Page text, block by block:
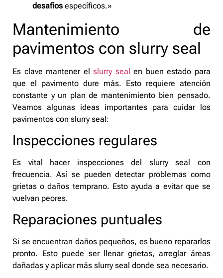
desafíos específicos.»
Mantenimiento de
pavimentos con slurry seal
Es clave mantener elslurry seal en buen estado para
que el pavimento dure más. Esto requiere atención
constante y un plan de mantenimiento bien pensado.
Veamos algunas ideas importantes para cuidar los
pavimentos con slurry seal:
Inspecciones regulares
Es vital hacer inspecciones del slurry seal con
frecuencia. Así se pueden detectar problemas como
grietas o daños temprano. Esto ayuda a evitar que se
vuelvan peores.
Reparaciones puntuales
Si se encuentran daños pequeños, es bueno repararlos
pronto. Esto puede ser llenar grietas, arreglar áreas
dañadas y aplicar más slurry seal donde sea necesario.